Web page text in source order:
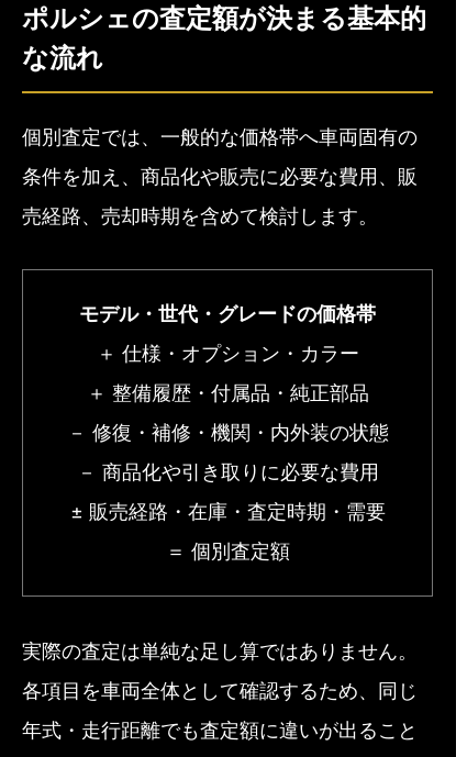
ポルシェの査定額が決まる基本的
な流れ
個別査定では、一般的な価格帯へ車両固有の
条件を加え、商品化や販売に必要な費用、販
売経路、売却時期を含めて検討します。
モデル・世代・グレードの価格帯
＋ 仕様・オプション・カラー
＋ 整備履歴・付属品・純正部品
－ 修復・補修・機関・内外装の状態
－ 商品化や引き取りに必要な費用
± 販売経路・在庫・査定時期・需要
＝ 個別査定額
実際の査定は単純な足し算ではありません。
各項目を車両全体として確認するため、同じ
年式・走行距離でも査定額に違いが出ること